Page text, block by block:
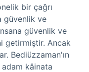
bir çağrı
güvenlik ve
güvenlik ve
getirmiştir. Ancak
Bediüzzaman'ın
kâinata